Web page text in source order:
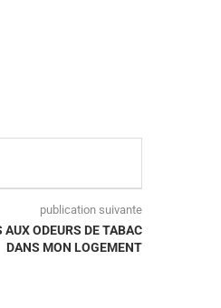
publication suivante
ODEURS DE TABAC
DANS MON LOGEMENT